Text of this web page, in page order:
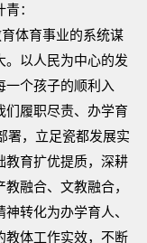
：
体育事业的系统谋
。以人民为中心的发
一个孩子的顺利入
们履职尽责、办学育
署，立足瓷都发展实
教育扩优提质，深耕
融合、文教融合，
转化为办学育人、
教体工作实效，不断